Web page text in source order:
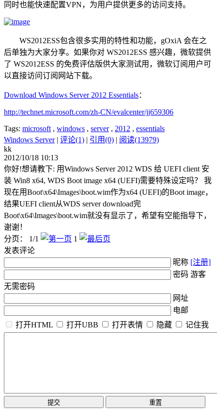
同时也能快速配置VPN，为用户提供更多的访问支持。
WS2012ESS包含很多实用的特性和功能，gOxiA 会在之
后单独为大家分享。如果你对 WS2012ESS 感兴趣，微软提供
了 WS2012ESS 的免费评估版供大家测试用，微软订阅用户可
以直接访问订阅网站下载。
Download Windows Server 2012 Essentials：
http://technet.microsoft.com/zh-CN/evalcenter/jj659306
Tags: microsoft, windows , server, 2012 , essentials
Windows Server| 评论(1) | 引用(0) | 阅读(13979)
kk
2012/10/18 10:13
你好!想请教下: 用Windows Server 2012 WDS 给 UEFI client 安
装 Win8 x64, WDS Boot image x64 (UEFI)需要特殊设定吗？ 我
现在用Boot\x64\Images\boot.wim作为x64 (UEFI)的Boot image，
结果UEFI client从WDS server download完
Boot\x64\Images\boot.wim就没有显示了，希望有空能指导下，
谢谢！
分页： 1/1
1
发表评论
昵称 [注册]
密码 游客
无需密码
网址
电邮
打开HTML
打开UBB 打开表情 隐藏 记住我